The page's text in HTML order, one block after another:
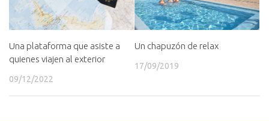
Una plataforma que asiste a
quienes viajen al exterior
09/12/2022
Un chapuzón de relax
17/09/2019